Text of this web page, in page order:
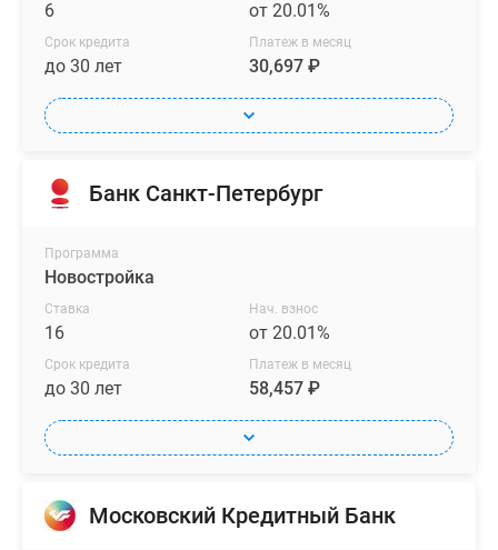
6 от 20.01%
Срок кредита
до 30 лет
Платеж в месяц
30,697 ₽
Банк Санкт-Петербург
Программа
Новостройка
Ставка
16
Нач. взнос
от 20.01%
Срок кредита
до 30 лет
Платеж в месяц
58,457 ₽
Московский Кредитный Банк